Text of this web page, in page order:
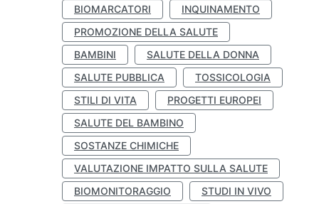
BIOMARCATORI
INQUINAMENTO
PROMOZIONE DELLA SALUTE
BAMBINI
SALUTE DELLA DONNA
SALUTE PUBBLICA
TOSSICOLOGIA
STILI DI VITA
PROGETTI EUROPEI
SALUTE DEL BAMBINO
SOSTANZE CHIMICHE
VALUTAZIONE IMPATTO SULLA SALUTE
BIOMONITORAGGIO
STUDI IN VIVO